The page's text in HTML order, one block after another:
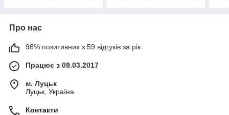
Про нас
98% позитивних з 59 відгуків за рік
Працює з 09.03.2017
м. Луцьк
Луцьк, Україна
Контакти